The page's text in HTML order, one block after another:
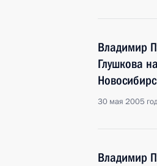
Владимир
Глушкова
30 мая 2005
Владимир